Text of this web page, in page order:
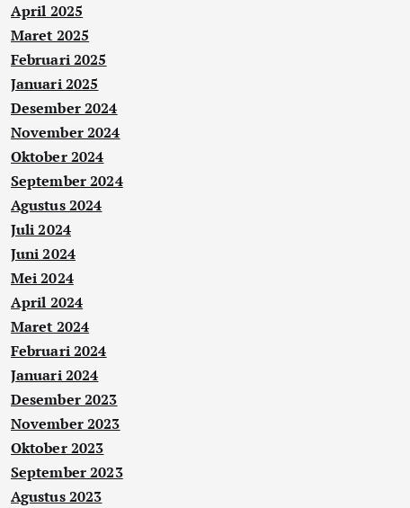
April 2025
Maret 2025
Februari 2025
Januari 2025
Desember 2024
November 2024
Oktober 2024
September 2024
Agustus 2024
Juli 2024
Juni 2024
Mei 2024
April 2024
Maret 2024
Februari 2024
Januari 2024
Desember 2023
November 2023
Oktober 2023
September 2023
Agustus 2023